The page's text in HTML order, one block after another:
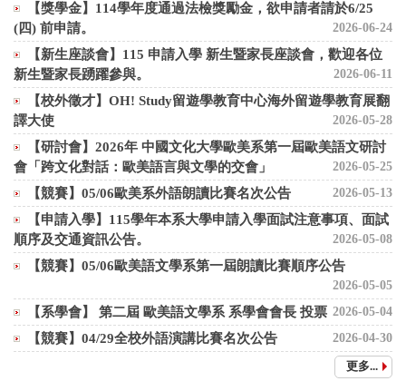
【獎學金】114學年度通過法檢獎勵金，欲申請者請於6/25
(四) 前申請。
2026-06-24
【新生座談會】115 申請入學 新生暨家長座談會，歡迎各位
新生暨家長踴躍參與。
2026-06-11
【校外徵才】OH! Study留遊學教育中心海外留遊學教育展翻
譯大使
2026-05-28
【研討會】2026年 中國文化大學歐美系第一屆歐美語文研討
會「跨文化對話：歐美語言與文學的交會」
2026-05-25
【競賽】05/06歐美系外語朗讀比賽名次公告 2026-05-13
【申請入學】115學年本系大學申請入學面試注意事項、面試
順序及交通資訊公告。
2026-05-08
【競賽】05/06歐美語文學系第一屆朗讀比賽順序公告
2026-05-05
【系學會】 第二屆 歐美語文學系 系學會會長 投票 2026-05-04
【競賽】04/29全校外語演講比賽名次公告 2026-04-30
更多...